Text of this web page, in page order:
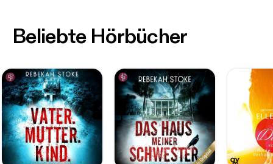
Beliebte Hörbücher